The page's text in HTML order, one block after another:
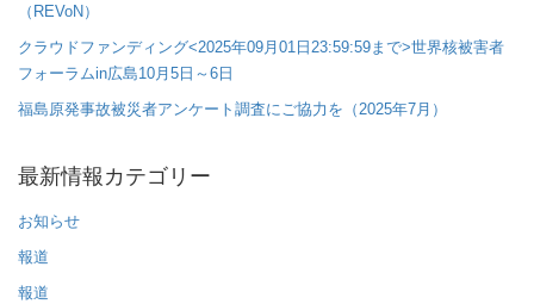
（REVoN）
クラウドファンディング<2025年09月01日23:59:59まで>世界核被害者
フォーラムin広島10月5日～6日
福島原発事故被災者アンケート調査にご協力を（2025年7月）
最新情報カテゴリー
お知らせ
報道
報道